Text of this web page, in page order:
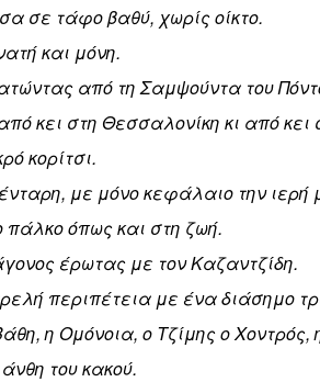
σε τάφο βαθύ, χωρίς οίκτο.
και μόνη.
από τη Σαμψούντα του
κει στη Θεσσαλονίκη κι από κει
κορίτσι.
με μόνο κεφάλαιο την ιερή
πάλκο όπως και στη ζωή.
έρωτας με τον Καζαντζίδη.
περιπέτεια με ένα διάσημο
η Ομόνοια, ο Τζίμης ο Χοντρός,
του κακού.